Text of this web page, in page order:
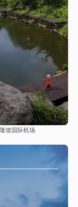
坡国际机场